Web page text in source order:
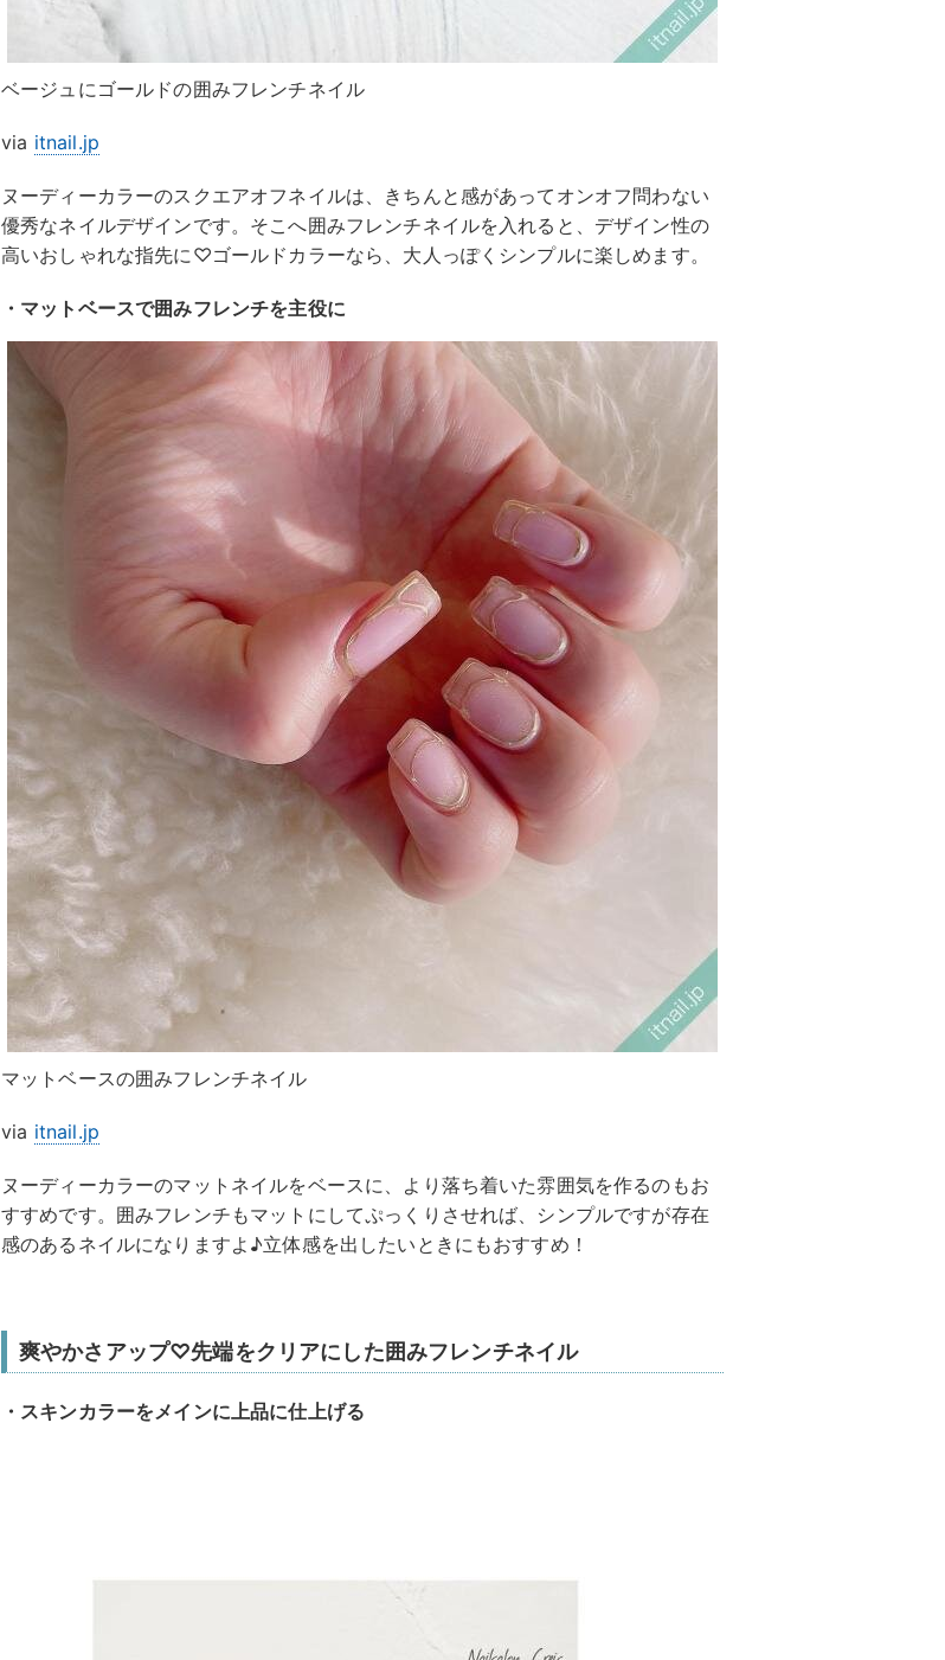
ベージュにゴールドの囲みフレンチネイル
via itnail.jp
ヌーディーカラーのスクエアオフネイルは、きちんと感があってオンオフ問わない
優秀なネイルデザインです。そこへ囲みフレンチネイルを入れると、デザイン性の
高いおしゃれな指先に♡ゴールドカラーなら、大人っぽくシンプルに楽しめます。
・マットベースで囲みフレンチを主役に
マットベースの囲みフレンチネイル
via itnail.jp
ヌーディーカラーのマットネイルをベースに、より落ち着いた雰囲気を作るのもお
すすめです。囲みフレンチもマットにしてぷっくりさせれば、シンプルですが存在
感のあるネイルになりますよ♪立体感を出したいときにもおすすめ！
爽やかさアップ♡先端をクリアにした囲みフレンチネイル
・スキンカラーをメインに上品に仕上げる